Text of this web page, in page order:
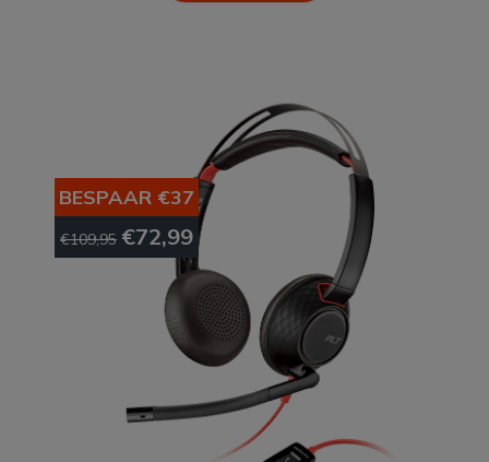
BESPAAR €37
€109,95 €72,99